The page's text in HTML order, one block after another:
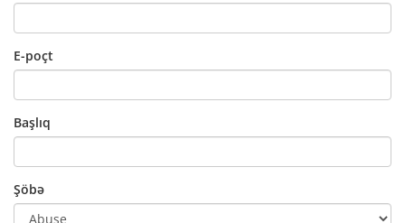
E-poçt
Başlıq
Şöbə